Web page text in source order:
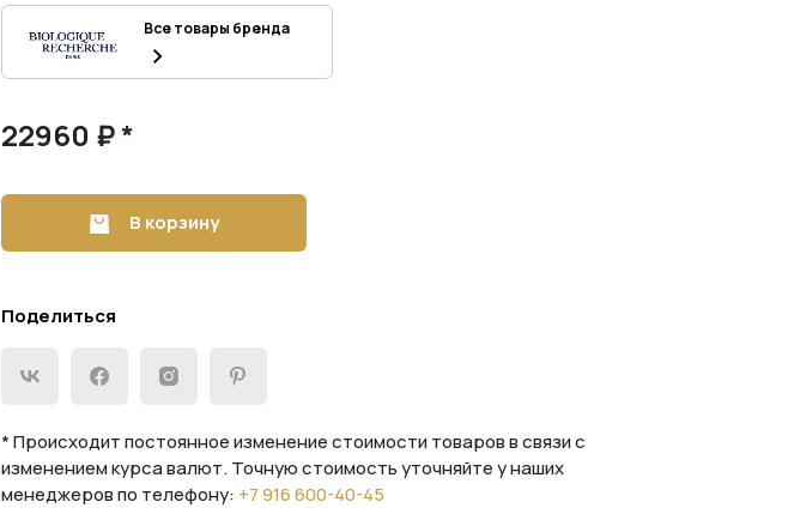
Все товары бренда
22960 ₽ *
В корзину
Поделиться
* Происходит постоянное изменение стоимости товаров в связи с
изменением курса валют. Точную стоимость уточняйте у наших
менеджеров по телефону: +7 916 600-40-45